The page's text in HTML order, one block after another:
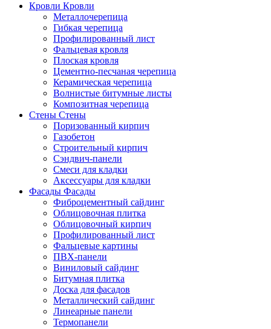
Кровли Кровли
Металлочерепица
Гибкая черепица
Профилированный лист
Фальцевая кровля
Плоская кровля
Цементно-песчаная черепица
Керамическая черепица
Волнистые битумные листы
Композитная черепица
Стены Стены
Поризованный кирпич
Газобетон
Строительный кирпич
Сэндвич-панели
Смеси для кладки
Аксессуары для кладки
Фасады Фасады
Фиброцементный сайдинг
Облицовочная плитка
Облицовочный кирпич
Профилированный лист
Фальцевые картины
ПВХ-панели
Виниловый сайдинг
Битумная плитка
Доска для фасадов
Металлический сайдинг
Линеарные панели
Термопанели